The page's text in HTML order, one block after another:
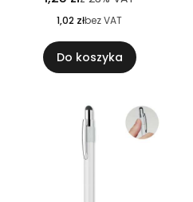
1,02 złbez VAT
Do koszyka